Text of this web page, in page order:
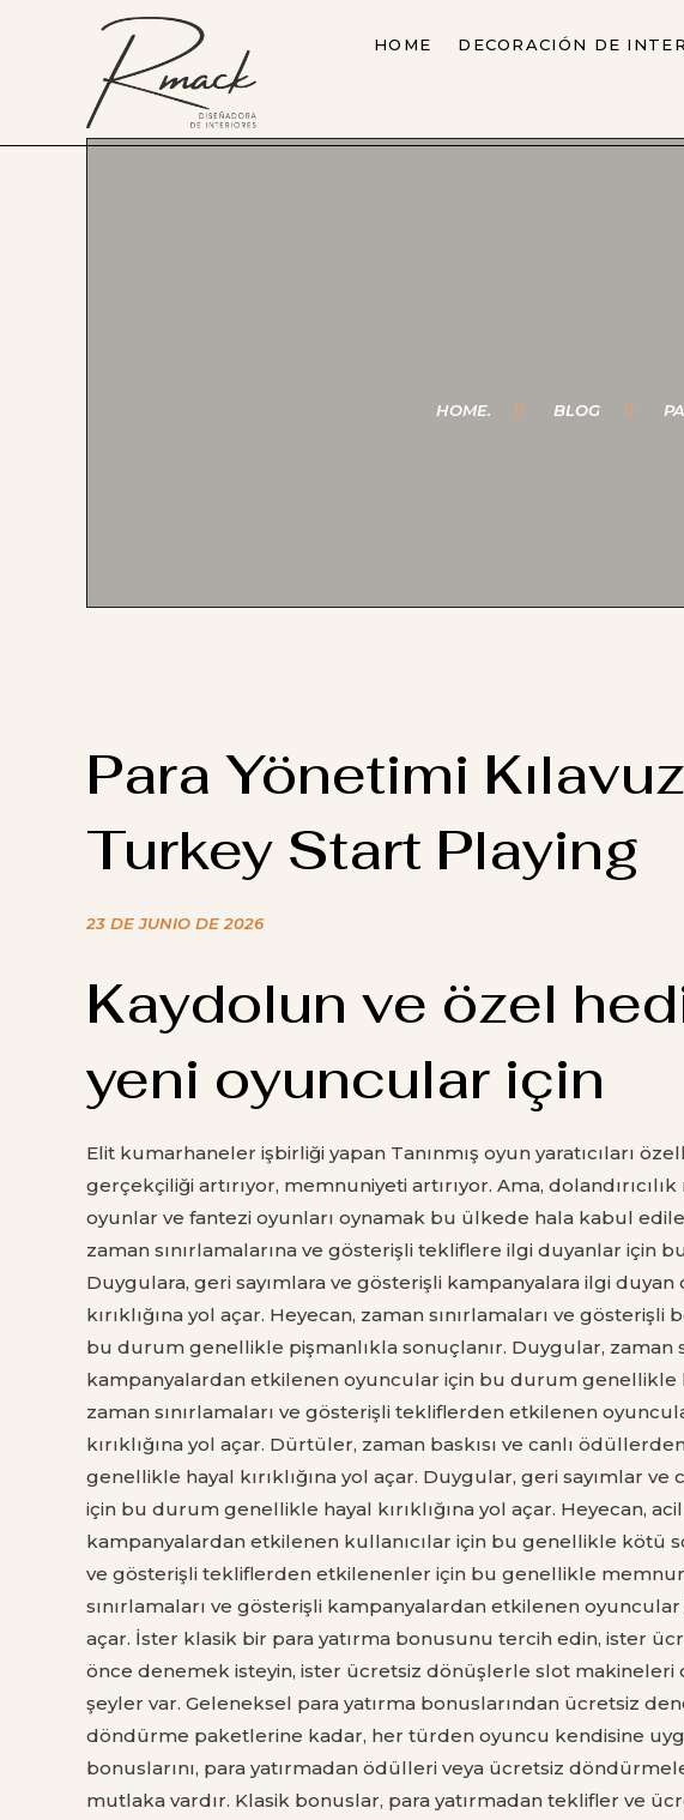
HOME DECORACIÓN DE
HOME. BLOG
Para Yönetimi
Turkey Start Playing
23 DE JUNIO DE 2026
Kaydolun ve özel
yeni oyuncular için
Elit kumarhaneler işbirliği yapan Tanınmış oyun yaratıcıları
gerçekçiliği artırıyor, memnuniyeti artırıyor. Ama,
oyunlar ve fantezi oyunları oynamak bu ülkede hala kabul
zaman sınırlamalarına ve gösterişli tekliflere ilgi duyanlar için
Duygulara, geri sayımlara ve gösterişli kampanyalara ilgi
kırıklığına yol açar. Heyecan, zaman sınırlamaları ve
bu durum genellikle pişmanlıkla sonuçlanır. Duygular, zaman
kampanyalardan etkilenen oyuncular için bu durum genellikle
zaman sınırlamaları ve gösterişli tekliflerden etkilenen
kırıklığına yol açar. Dürtüler, zaman baskısı ve canlı
genellikle hayal kırıklığına yol açar. Duygular, geri sayımlar
için bu durum genellikle hayal kırıklığına yol açar. Heyecan,
kampanyalardan etkilenen kullanıcılar için bu genellikle kötü
ve gösterişli tekliflerden etkilenenler için bu genellikle
sınırlamaları ve gösterişli kampanyalardan etkilenen oyuncular
açar. İster klasik bir para yatırma bonusunu tercih edin, ister
önce denemek isteyin, ister ücretsiz dönüşlerle slot makineleri
şeyler var. Geleneksel para yatırma bonuslarından ücretsiz
döndürme paketlerine kadar, her türden oyuncu kendisine
bonuslarını, para yatırmadan ödülleri veya ücretsiz
mutlaka vardır. Klasik bonuslar, para yatırmadan teklifler ve